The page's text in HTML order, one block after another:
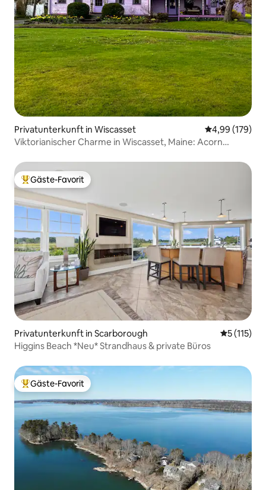
Privatunterkunft in Wiscasset
4,99 (179)
Viktorianischer Charme in Wiscasset, Maine: Acorn
Beliebter Gäste-Favorit.
Gäste-Favorit
Privatunterkunft in Scarborough
5 (115)
Higgins Beach *Neu* Strandhaus & private Büros
Beliebter Gäste-Favorit.
Gäste-Favorit